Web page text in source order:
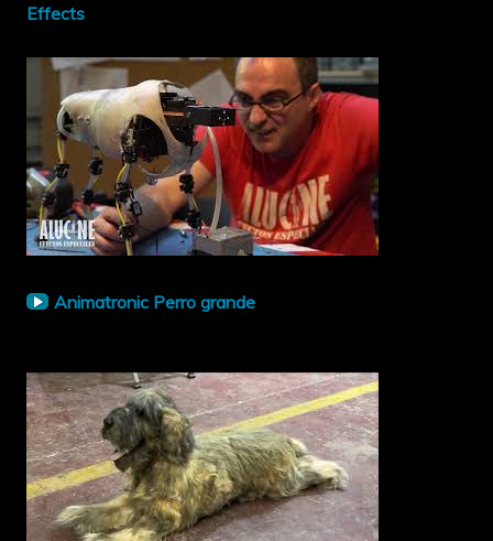
Effects
Animatronic Perro grande